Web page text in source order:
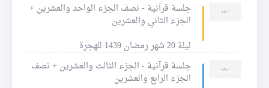
جلسة قرآنية - نصف الجزء الواحد والعشرين +
الجزء الثاني والعشرين
ليلة 20 شهر رمضان 1439 للهجرة
جلسة قرآنية - الجزء الثالث والعشرين + نصف
الجزء الرابع والعشرين